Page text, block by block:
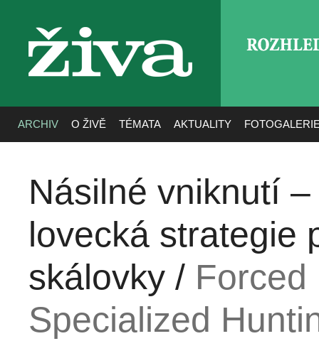
živa
ARCHIV O ŽIVĚ TÉMATA AKTUALITY
Násilné vniknutí
lovecká strategie
skálovky / Forced
Specialized